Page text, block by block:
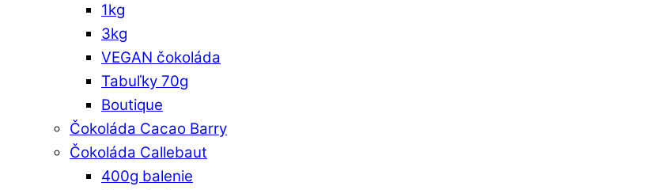
1kg
3kg
VEGAN čokoláda
Tabuľky 70g
Boutique
Čokoláda Cacao Barry
Čokoláda Callebaut
400g balenie